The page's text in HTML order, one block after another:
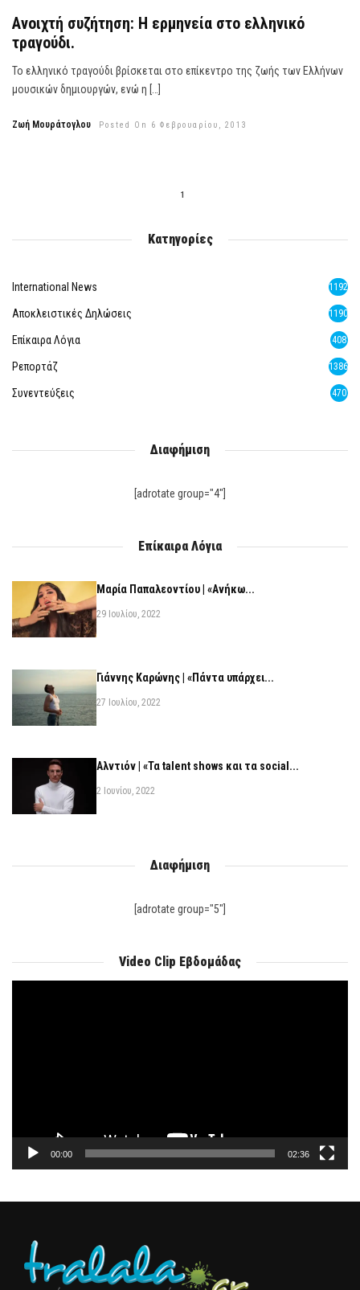
Ανοιχτή συζήτηση: Η ερμηνεία στο ελληνικό
τραγούδι.
Το ελληνικό τραγούδι βρίσκεται στο επίκεντρο της ζωής των Ελλήνων
μουσικών δημιουργών, ενώ η […]
Ζωή Μουράτογλου Posted On 6 Φεβρουαρίου, 2013
1
Κατηγορίες
International News 1192
Αποκλειστικές Δηλώσεις 1190
Επίκαιρα Λόγια 408
Ρεπορτάζ 1386
Συνεντεύξεις 470
Διαφήμιση
[adrotate group="4"]
Επίκαιρα Λόγια
Μαρία Παπαλεοντίου | «Ανήκω...
29 Ιουλίου, 2022
Γιάννης Καρώνης | «Πάντα υπάρχει...
27 Ιουλίου, 2022
Αλντιόν | «Τα talent shows και τα social...
2 Ιουνίου, 2022
Διαφήμιση
[adrotate group="5"]
Video Clip Εβδομάδας
00:00 02:36